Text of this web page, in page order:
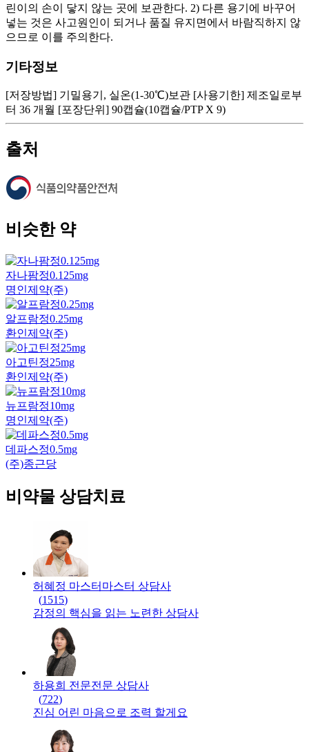
린이의 손이 닿지 않는 곳에 보관한다. 2) 다른 용기에 바꾸어
넣는 것은 사고원인이 되거나 품질 유지면에서 바람직하지 않
으므로 이를 주의한다.
기타정보
[저장방법] 기밀용기, 실온(1-30℃)보관 [사용기한] 제조일로부
터 36 개월 [포장단위] 90캡슐(10캡슐/PTP X 9)
출처
비슷한 약
자나팜정0.125mg
명인제약(주)
알프람정0.25mg
환인제약(주)
아고틴정25mg
환인제약(주)
뉴프람정10mg
명인제약(주)
데파스정0.5mg
(주)종근당
비약물 상담치료
허혜정 마스터 마스터 상담사
(1515)
감정의 핵심을 읽는 노련한 상담사
하용희 전문전문 상담사
(722)
진심 어린 마음으로 조력 할게요